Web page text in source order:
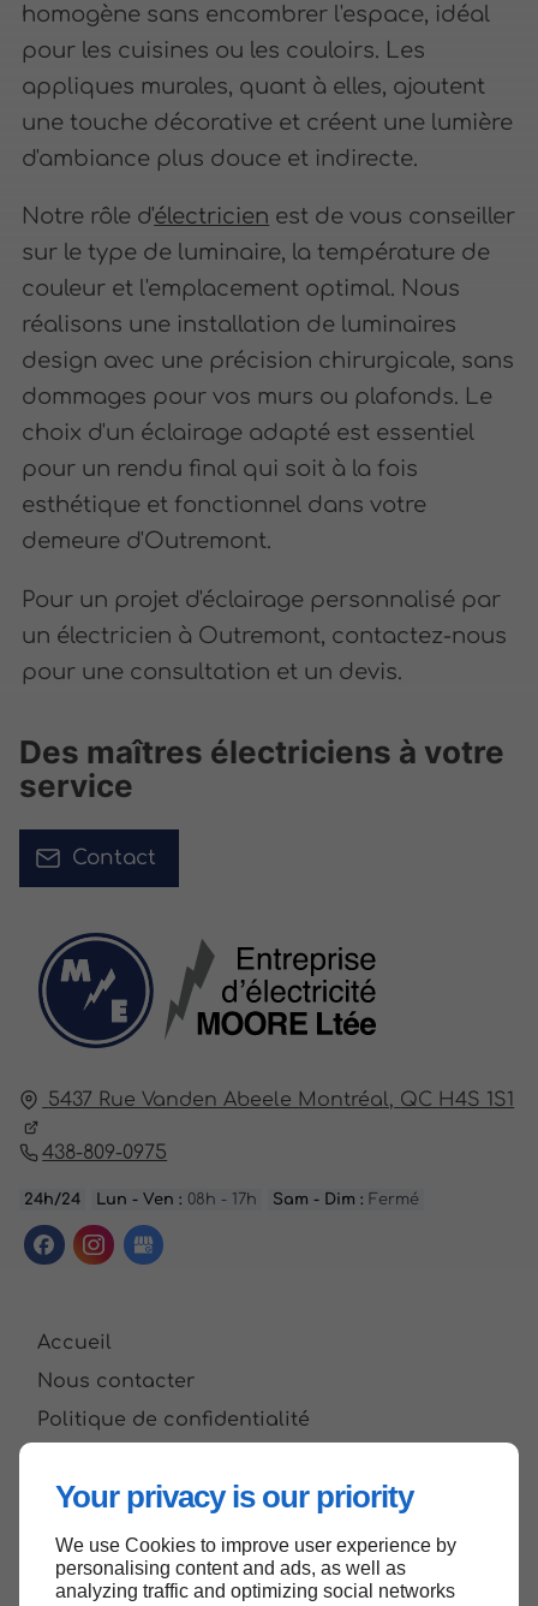
Your privacy is our priority
We use Cookies to improve user experience by
personalising content and ads, as well as
analyzing traffic and optimizing social networks
homogène sans encombrer l'espace, idéal
pour les cuisines ou les couloirs. Les
appliques murales, quant à elles, ajoutent
une touche décorative et créent une lumière
d'ambiance plus douce et indirecte.
Notre rôle d'électricien est de vous conseiller
sur le type de luminaire, la température de
couleur et l'emplacement optimal. Nous
réalisons une installation de luminaires
design avec une précision chirurgicale, sans
dommages pour vos murs ou plafonds. Le
choix d'un éclairage adapté est essentiel
pour un rendu final qui soit à la fois
esthétique et fonctionnel dans votre
demeure d'Outremont.
Pour un projet d'éclairage personnalisé par
un électricien à Outremont, contactez-nous
pour une consultation et un devis.
5437 Rue Vanden Abeele Montréal, QC H4S 1S1
438-809-0975
24h/24 Lun - Ven : 08h - 17h Sam - Dim : Fermé
Accueil
Nous contacter
Politique de confidentialité
Des maîtres électriciens à votre
service
Contact
Haut de page